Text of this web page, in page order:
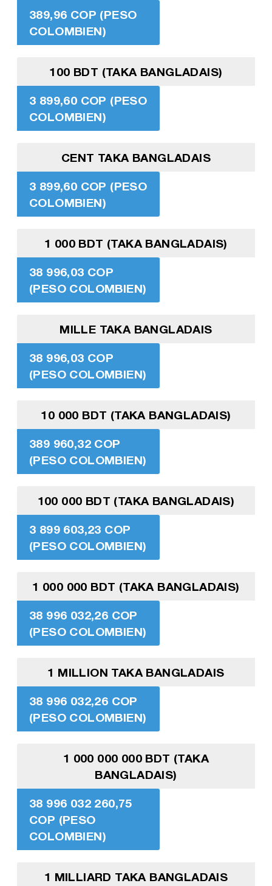
389,96 COP (PESO
COLOMBIEN)
100 BDT (TAKA BANGLADAIS)
3 899,60 COP (PESO
COLOMBIEN)
CENT TAKA BANGLADAIS
3 899,60 COP (PESO
COLOMBIEN)
1 000 BDT (TAKA BANGLADAIS)
38 996,03 COP
(PESO COLOMBIEN)
MILLE TAKA BANGLADAIS
38 996,03 COP
(PESO COLOMBIEN)
10 000 BDT (TAKA BANGLADAIS)
389 960,32 COP
(PESO COLOMBIEN)
100 000 BDT (TAKA BANGLADAIS)
3 899 603,23 COP
(PESO COLOMBIEN)
1 000 000 BDT (TAKA BANGLADAIS)
38 996 032,26 COP
(PESO COLOMBIEN)
1 MILLION TAKA BANGLADAIS
38 996 032,26 COP
(PESO COLOMBIEN)
1 000 000 000 BDT (TAKA
BANGLADAIS)
38 996 032 260,75
COP (PESO
COLOMBIEN)
1 MILLIARD TAKA BANGLADAIS